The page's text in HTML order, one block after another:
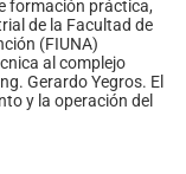
formación práctica,
de la Facultad de
(FIUNA)
al complejo
Gerardo Yegros. El
y la operación del